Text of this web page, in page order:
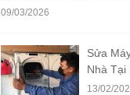
09/03/2026
Sửa
Nhà Tại
13/02/